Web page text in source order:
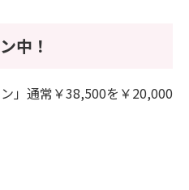
中！
」通常￥38,500を￥20,000